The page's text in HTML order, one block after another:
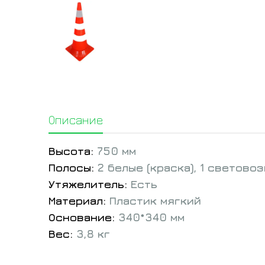
Описание
Высота: 750 мм
Полосы: 2 белые (краска), 1
Утяжелитель: Есть
Материал: Пластик мягкий
Основание: 340*340 мм
Вес: 3,8 кг